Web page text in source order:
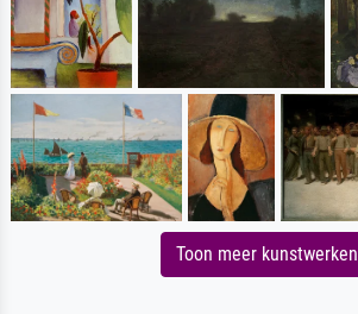
Toon meer kunstwerken